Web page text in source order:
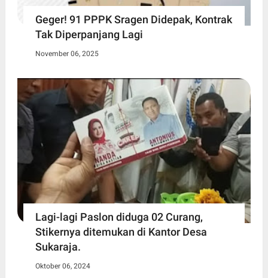
Geger! 91 PPPK Sragen Didepak, Kontrak
Tak Diperpanjang Lagi
November 06, 2025
Lagi-lagi Paslon diduga 02 Curang,
Stikernya ditemukan di Kantor Desa
Sukaraja.
Oktober 06, 2024